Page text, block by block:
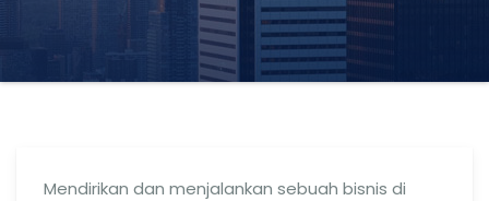
Mendirikan dan menjalankan sebuah bisnis di